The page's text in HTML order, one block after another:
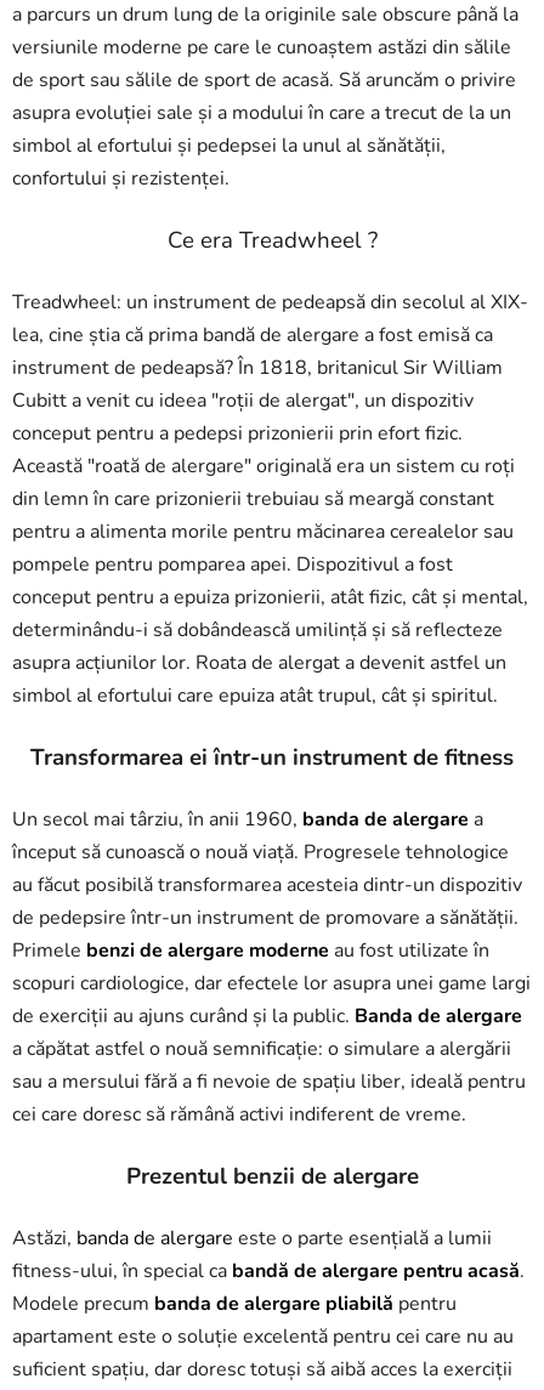
a parcurs un drum lung de la originile sale obscure până la
versiunile moderne pe care le cunoaștem astăzi din sălile
de sport sau sălile de sport de acasă. Să aruncăm o privire
asupra evoluției sale și a modului în care a trecut de la un
simbol al efortului și pedepsei la unul al sănătății,
confortului și rezistenței.
Ce era Treadwheel ?
Treadwheel: un instrument de pedeapsă din secolul al XIX-
lea, cine știa că prima bandă de alergare a fost emisă ca
instrument de pedeapsă? În 1818, britanicul Sir William
Cubitt a venit cu ideea "roții de alergat", un dispozitiv
conceput pentru a pedepsi prizonierii prin efort fizic.
Această "roată de alergare" originală era un sistem cu roți
din lemn în care prizonierii trebuiau să meargă constant
pentru a alimenta morile pentru măcinarea cerealelor sau
pompele pentru pomparea apei. Dispozitivul a fost
conceput pentru a epuiza prizonierii, atât fizic, cât și mental,
determinându-i să dobândească umilință și să reflecteze
asupra acțiunilor lor. Roata de alergat a devenit astfel un
simbol al efortului care epuiza atât trupul, cât și spiritul.
Transformarea ei într-un instrument de fitness
Un secol mai târziu, în anii 1960, banda de alergare a
început să cunoască o nouă viață. Progresele tehnologice
au făcut posibilă transformarea acesteia dintr-un dispozitiv
de pedepsire într-un instrument de promovare a sănătății.
Primele benzi de alergare moderne au fost utilizate în
scopuri cardiologice, dar efectele lor asupra unei game largi
de exerciții au ajuns curând și la public. Banda de alergare
a căpătat astfel o nouă semnificație: o simulare a alergării
sau a mersului fără a fi nevoie de spațiu liber, ideală pentru
cei care doresc să rămână activi indiferent de vreme.
Prezentul benzii de alergare
Astăzi, banda de alergare este o parte esențială a lumii
fitness-ului, în special ca bandă de alergare pentru acasă.
Modele precum banda de alergare pliabilă pentru
apartament este o soluție excelentă pentru cei care nu au
suficient spațiu, dar doresc totuși să aibă acces la exerciții